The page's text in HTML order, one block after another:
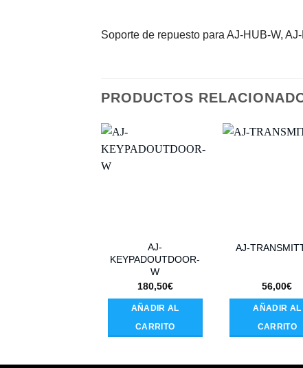
Soporte de repuesto para AJ-HUB-W,
PRODUCTOS
AJ-
KEYPADOUTDOOR-
W
180,50€
AÑADIR AL
CARRITO
AJ-
56,00€
AÑADIR AL
CARRITO